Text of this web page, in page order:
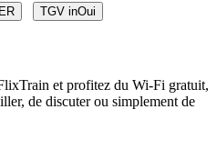
TGV inOui
et profitez du Wi-Fi gratuit,
de discuter ou simplement de